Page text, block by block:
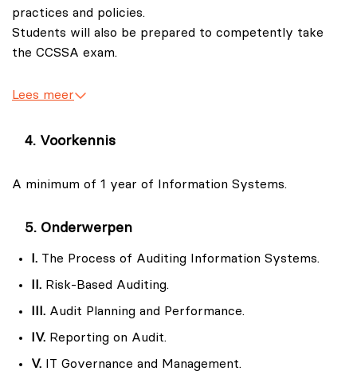
practices and policies.
Students will also be prepared to competently take
the CCSSA exam.
Lees meer
Voorkennis
A minimum of 1 year of Information Systems.
Onderwerpen
I. The Process of Auditing Information Systems.
II. Risk-Based Auditing.
III. Audit Planning and Performance.
IV. Reporting on Audit.
V. IT Governance and Management.